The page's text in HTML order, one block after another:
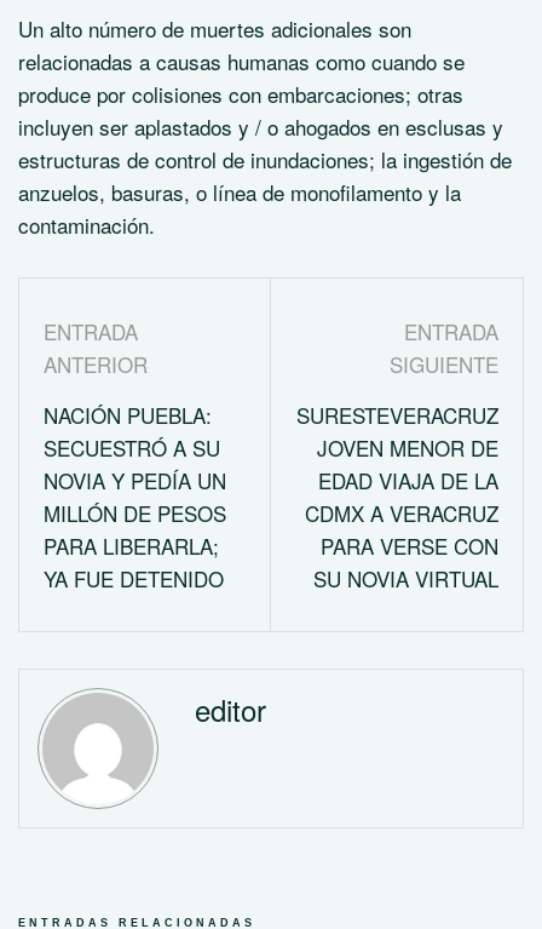
Un alto número de muertes adicionales son
relacionadas a causas humanas como cuando se
produce por colisiones con embarcaciones; otras
incluyen ser aplastados y / o ahogados en esclusas y
estructuras de control de inundaciones; la ingestión de
anzuelos, basuras, o línea de monofilamento y la
contaminación.
ENTRADA
ANTERIOR
NACIÓN PUEBLA:
SECUESTRÓ A SU
NOVIA Y PEDÍA UN
MILLÓN DE PESOS
PARA LIBERARLA;
YA FUE DETENIDO
ENTRADA
SIGUIENTE
SURESTEVERACRUZ
JOVEN MENOR DE
EDAD VIAJA DE LA
CDMX A VERACRUZ
PARA VERSE CON
SU NOVIA VIRTUAL
editor
ENTRADAS RELACIONADAS